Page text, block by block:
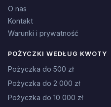
O nas
Kontakt
Warunki i prywatność
POŻYCZKI WEDŁUG KWOTY
Pożyczka do 500 zł
Pożyczka do 2 000 zł
Pożyczka do 10 000 zł